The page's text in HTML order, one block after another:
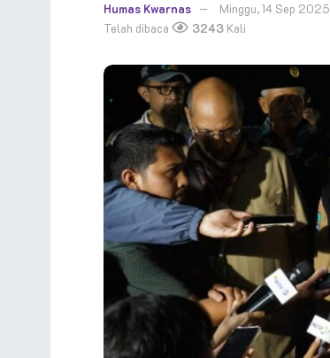
Humas Kwarnas Minggu, 14 Sep 2025
Telah dibaca
3243 Kali